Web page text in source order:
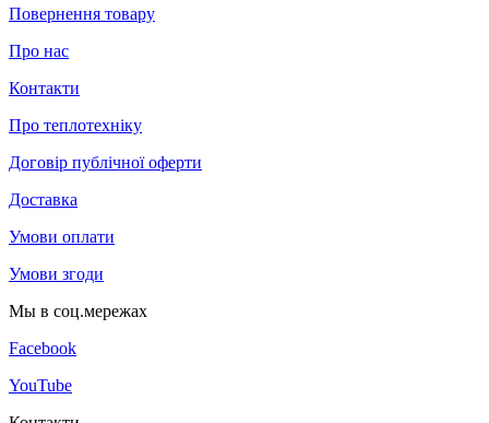
Повернення товару
Про нас
Контакти
Про теплотехніку
Договір публічної оферти
Доставка
Умови оплати
Умови згоди
Мы в соц.мережах
Facebook
YouTube